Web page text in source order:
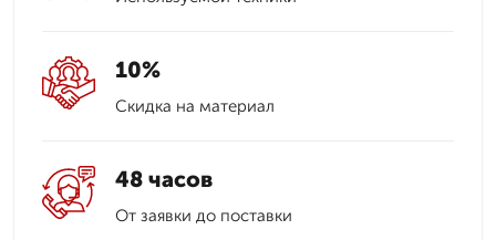
10%
Скидка на материал
48 часов
От заявки до поставки